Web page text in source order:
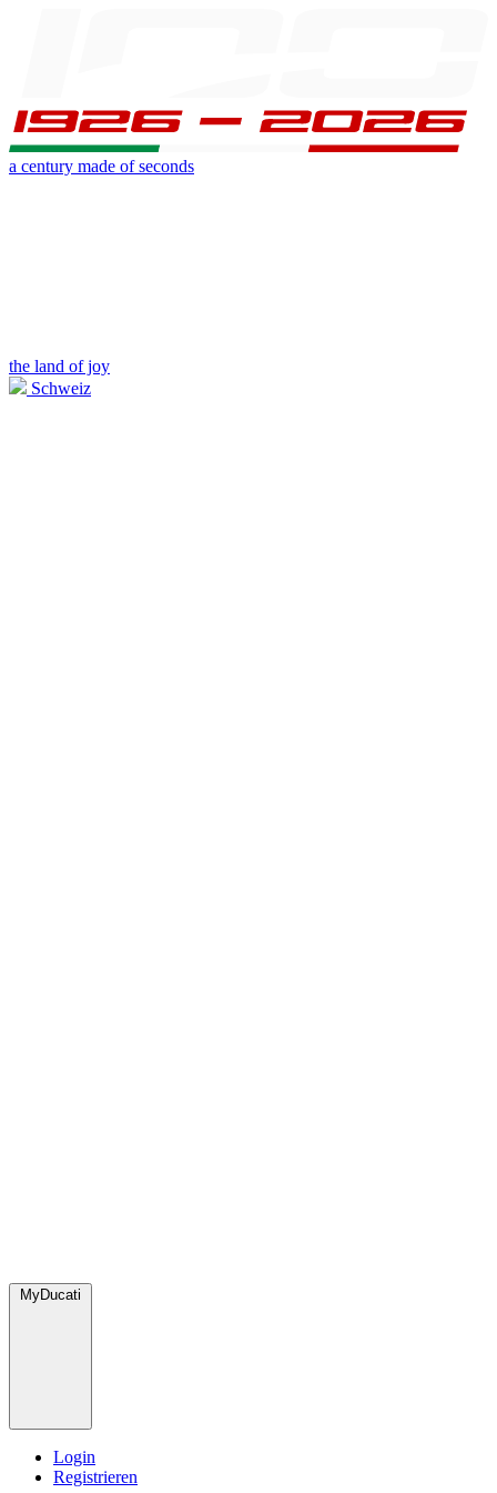
a century made of seconds
the land of joy
Schweiz
MyDucati
Login
Registrieren